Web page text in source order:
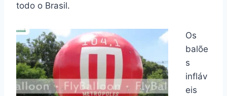
todo o Brasil.
Os
balõe
s
infláv
eis